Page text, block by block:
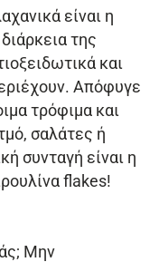
είναι η
της
και
Απόφυγε
τρόφιμα και
σαλάτες ή
συνταγή είναι η
flakes!
Μην